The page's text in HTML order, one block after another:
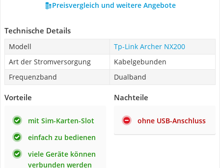
Preisvergleich und weitere Angebote
Technische Details
Modell
Tp-Link Archer NX200
Art der Stromversorgung
Kabelgebunden
Frequenzband
Dualband
Vorteile
mit Sim-Karten-Slot
einfach zu bedienen
viele Geräte können
verbunden werden
Nachteile
ohne USB-Anschluss